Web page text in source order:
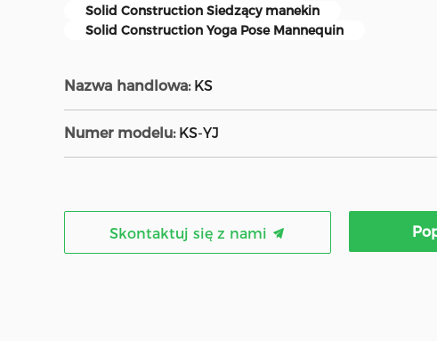
Solid Construction Siedzący manekin
Solid Construction Yoga Pose Mannequin
Nazwa handlowa: KS
Numer modelu: KS-YJ
Skontaktuj się z nami